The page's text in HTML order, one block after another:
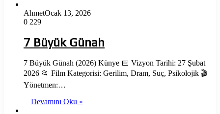
AhmetOcak 13, 2026
0 229
7 Büyük Günah
7 Büyük Günah (2026) Künye 📅 Vizyon Tarihi: 27 Şubat
2026 📂 Film Kategorisi: Gerilim, Dram, Suç, Psikolojik 🎬
Yönetmen:…
Devamını Oku »